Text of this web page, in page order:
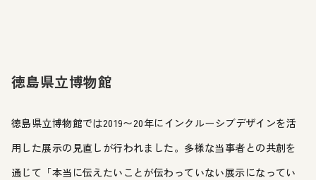
徳島県立博物館
徳島県立博物館では2019〜20年にインクルーシブデザインを活
用した展示の見直しが行われました。多様な当事者との共創を
通じて「本当に伝えたいことが伝わっていない展示になってい